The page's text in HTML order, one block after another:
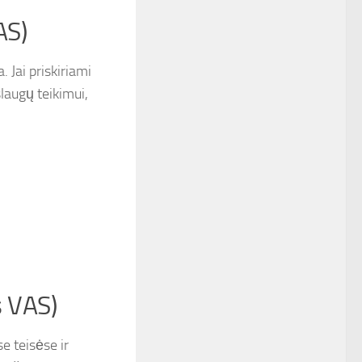
Jai priskiriami
teikimui,
teisėse ir